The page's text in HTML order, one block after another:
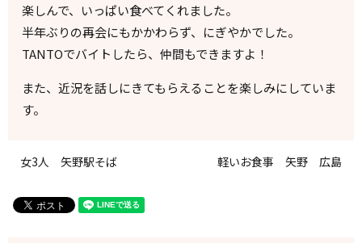
楽しんで、いっぱい食べてくれました。
半年ぶりの再会にもかかわらず、にぎやかでした。
TANTOでバイトしたら、仲間もできますよ！
また、近況を話しにきてもらえることを楽しみにしていま
す。
女3人 矢野駅そば 軽いお食事 矢野 広島